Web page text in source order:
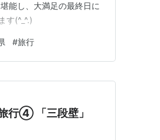
能し、大満足の最終日に
す(^_^.)
#旅行
行④ 「三段壁」